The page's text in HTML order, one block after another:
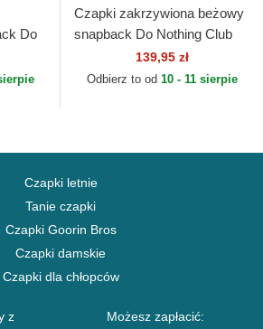
Do
1.3
Czapki zakrzywiona beżowy
snapback Do Nothing Club
HFT DNC Sloth Djinns
139,95 zł
Odbierz to od 10 - 11 sierpie
Czapki letnie
Tanie czapki
Czapki Goorin Bros
Czapki damskie
Czapki dla chłopców
z
Możesz zapłacić: